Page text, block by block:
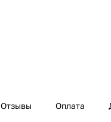
Отзывы Оплата